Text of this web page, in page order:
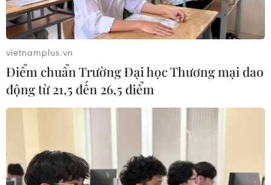
vietnamplus.vn
Điểm chuẩn Trường Đại học Thương mại dao
động từ 21,5 đến 26,5 điểm